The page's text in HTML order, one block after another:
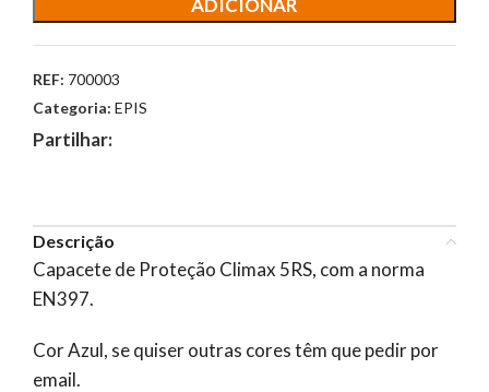
ADICIONAR
REF: 700003
Categoria: EPIS
Partilhar:
Descrição
Capacete de Proteção Climax 5RS, com a norma
EN397.
Cor Azul, se quiser outras cores têm que pedir por
email.